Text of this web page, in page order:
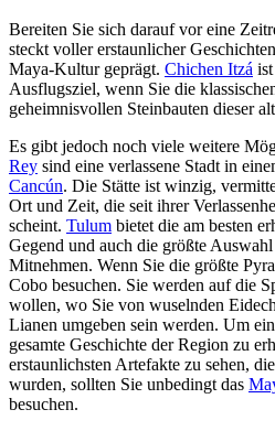
Bereiten Sie sich darauf vor eine
steckt voller erstaunlicher
Maya-Kultur geprägt. Chichen Itzá
Ausflugsziel, wenn Sie die
geheimnisvollen Steinbauten dieser
Es gibt jedoch noch viele weitere
Rey sind eine verlassene Stadt in
Cancún. Die Stätte ist winzig,
Ort und Zeit, die seit ihrer
scheint. Tulum bietet die am besten
Gegend und auch die größte
Mitnehmen. Wenn Sie die größte
Cobo besuchen. Sie werden auf die
wollen, wo Sie von wuselnden
Lianen umgeben sein werden. Um
gesamte Geschichte der Region zu
erstaunlichsten Artefakte zu sehen,
wurden, sollten Sie unbedingt das
besuchen.